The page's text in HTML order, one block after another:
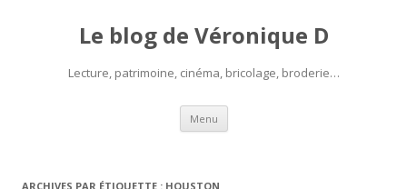
Le blog de Véronique D
Lecture, patrimoine, cinéma, bricolage, broderie…
Menu Aller
contenu
ARCHIVES PAR ÉTIQUETTE : HOUSTON